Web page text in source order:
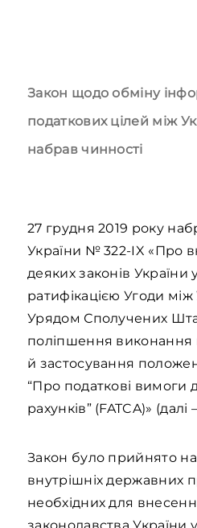
Закон щодо обміну
податкових цілей між
набрав чинності
27 грудня 2019 року
України № 322-IX «Про
деяких законів України
ратифікацією Угоди
Урядом Сполучених
поліпшення виконання
й застосування
“Про податкові вимоги
рахунків” (FATCA)» (далі
Закон було прийнято
внутрішніх державних
необхідних для